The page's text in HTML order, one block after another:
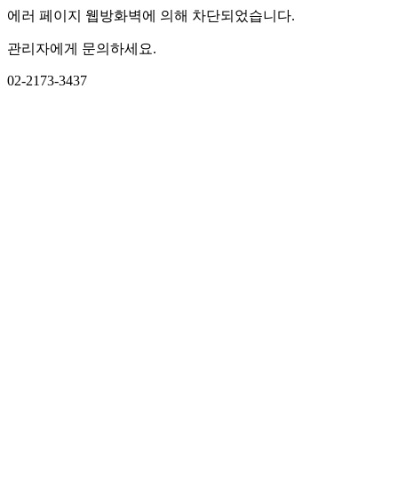
에러 페이지 웹방화벽에 의해 차단되었습니다.
관리자에게 문의하세요.
02-2173-3437